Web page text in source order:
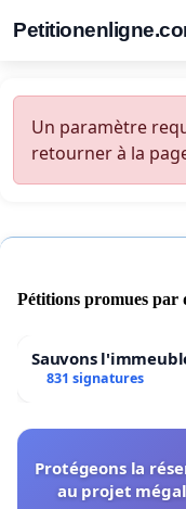
Un paramètre
retourner à la
Pétitions promues par
Sauvons
831 signatures
Protégeons la
au projet